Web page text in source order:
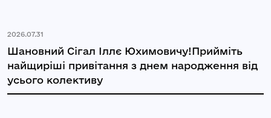
2026.07.31
Шановний Сігал Іллє Юхимовичу!Прийміть
найщиріші привітання з днем народження від
усього колективу